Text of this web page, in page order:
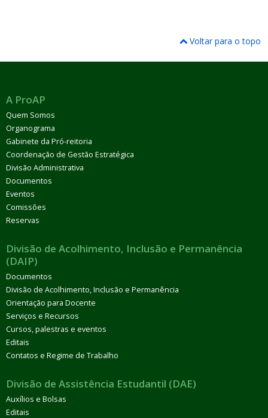
Voltar para o topo
A ProAP
Quem Somos
Organograma
Gabinete da Pró-reitoria
Coordenação de Gestão Estratégica
Divisão Administrativa
Documentos
Eventos
Comissões
Reservas
Divisão de Acolhimento, Inclusão e Permanência
(DAIP)
Documentos
Divisão de Acolhimento, Inclusão e Permanência
Orientação para Docente
Serviços e Recursos
Cursos, palestras e eventos
Editais
Contatos e Regime de Trabalho
Divisão de Assistência Estudantil (DAE)
Auxílios e Bolsas
Editais